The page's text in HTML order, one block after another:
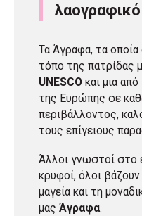
Τα Άγραφα, τα
τόπο της πατρίδας
UNESCO και μια
της Ευρώπης σε
περιβάλλοντος,
τους επίγειους
Άλλοι γνωστοί στο
κρυφοί, όλοι
μαγεία και τη
μας Άγραφα.